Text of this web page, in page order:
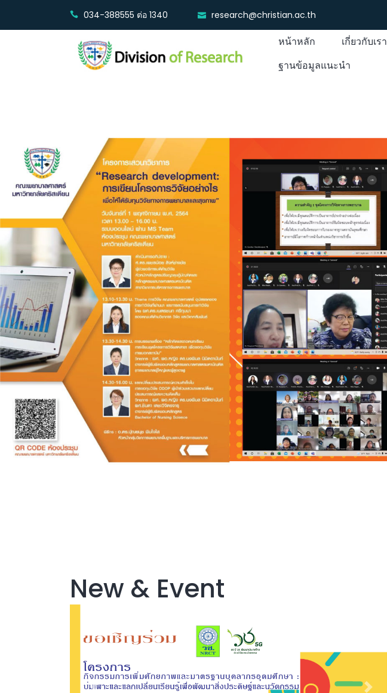
034-388555 ต่อ 1340 research@christian.ac.th
หน้าหลัก เกี่ยวกับเรา
ฐานข้อมูลแนะนำ
New & Event